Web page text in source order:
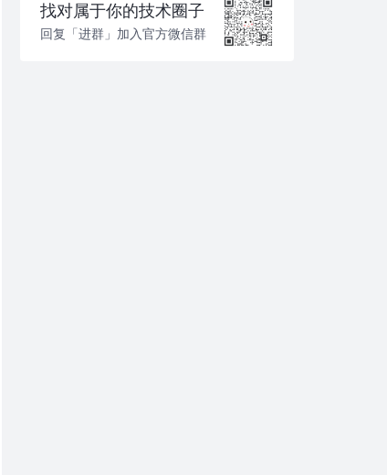
找对属于你的技术圈子
回复「进群」加入官方微信群